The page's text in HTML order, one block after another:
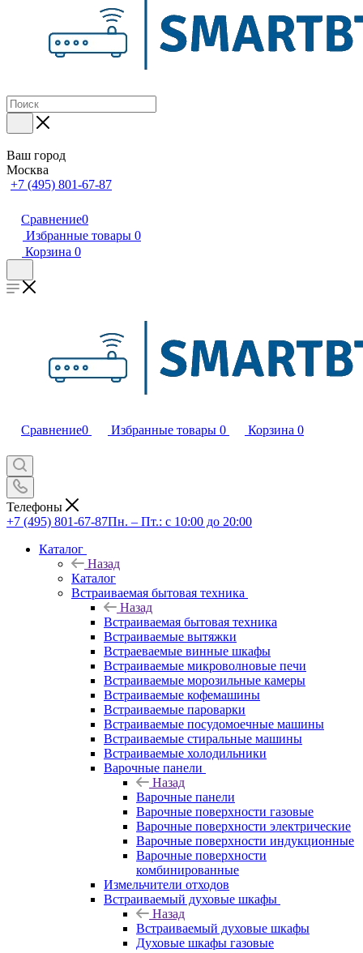
Ваш город
Москва
+7 (495) 801-67-87
Сравнение0
Избранные товары 0
Корзина 0
Сравнение0 Избранные товары 0 Корзина 0
Телефоны
+7 (495) 801-67-87Пн. – Пт.: с 10:00 до 20:00
Каталог
Назад
Каталог
Встраиваемая бытовая техника
Назад
Встраиваемая бытовая техника
Встраиваемые вытяжки
Встраеваемые винные шкафы
Встраиваемые микроволновые печи
Встраиваемые морозильные камеры
Встраиваемые кофемашины
Встраиваемые пароварки
Встраиваемые посудомоечные машины
Встраиваемые стиральные машины
Встраиваемые холодильники
Варочные панели
Назад
Варочные панели
Варочные поверхности газовые
Варочные поверхности электрические
Варочные поверхности индукционные
Варочные поверхности
комбинированные
Измельчители отходов
Встраиваемый духовые шкафы
Назад
Встраиваемый духовые шкафы
Духовые шкафы газовые